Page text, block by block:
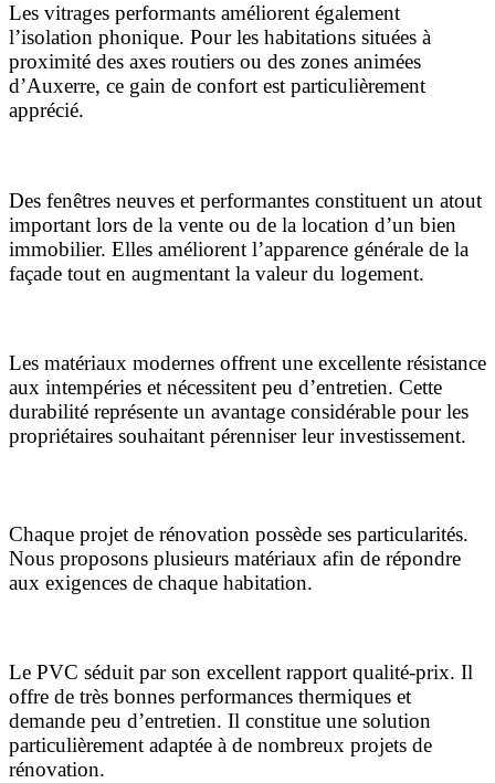
Les vitrages performants améliorent également
l’isolation phonique. Pour les habitations situées à
proximité des axes routiers ou des zones animées
d’Auxerre, ce gain de confort est particulièrement
apprécié.
Des fenêtres neuves et performantes constituent un atout
important lors de la vente ou de la location d’un bien
immobilier. Elles améliorent l’apparence générale de la
façade tout en augmentant la valeur du logement.
Les matériaux modernes offrent une excellente résistance
aux intempéries et nécessitent peu d’entretien. Cette
durabilité représente un avantage considérable pour les
propriétaires souhaitant pérenniser leur investissement.
Chaque projet de rénovation possède ses particularités.
Nous proposons plusieurs matériaux afin de répondre
aux exigences de chaque habitation.
Le PVC séduit par son excellent rapport qualité-prix. Il
offre de très bonnes performances thermiques et
demande peu d’entretien. Il constitue une solution
particulièrement adaptée à de nombreux projets de
rénovation.